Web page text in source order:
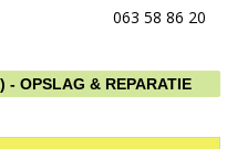
063 58 86 20
- OPSLAG & REPARATIE